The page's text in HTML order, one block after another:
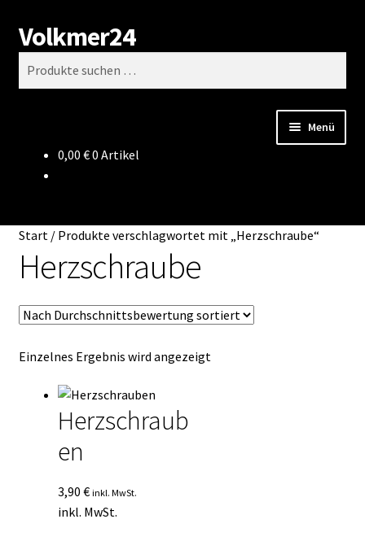
Zur
Navigation
springen
Zum
Inhalt
springen
Volkmer24
Suchen
Menü
Impressum
Mein Konto
Vertrag widerrufen
0,00 €0 Artikel
Start/ Produkte verschlagwortet mit „Herzschraube“
Herzschraube
Einzelnes Ergebnis wird angezeigt
Herzschraub
en
3,90 € inkl. MwSt.
inkl. MwSt.